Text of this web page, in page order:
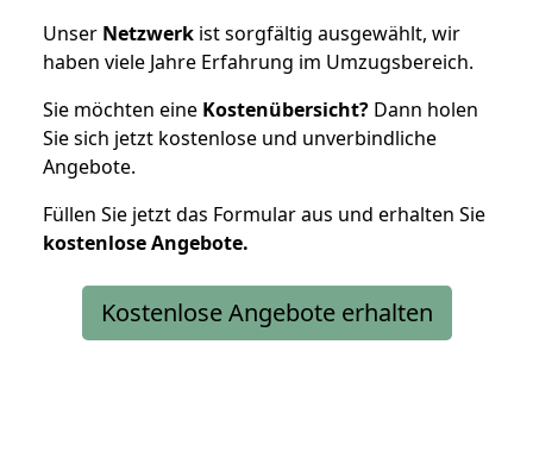
Unser Netzwerk ist sorgfältig ausgewählt, wir
haben viele Jahre Erfahrung im Umzugsbereich.
Sie möchten eine Kostenübersicht? Dann holen
Sie sich jetzt kostenlose und unverbindliche
Angebote.
Füllen Sie jetzt das Formular aus und erhalten Sie
kostenloseAngebote.
Kostenlose Angebote erhalten